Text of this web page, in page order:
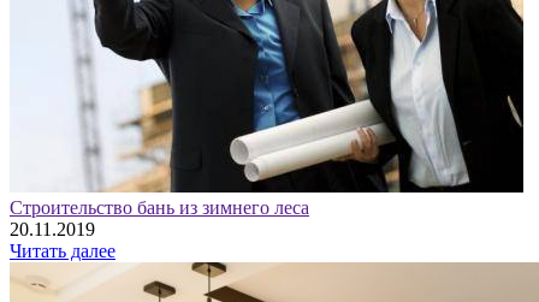
Строительство бань из зимнего леса
20.11.2019
Читать далее